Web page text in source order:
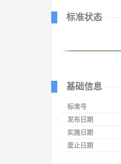
标准状态
基础信息
标准号
发布日期
实施日期
废止日期